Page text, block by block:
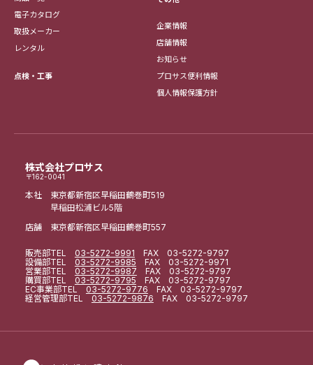
株式会社プロサス
〒162-0041
本社 東京都新宿区早稲田鶴巻町519
早稲田松浦ビル5階
店舗 東京都新宿区早稲田鶴巻町557
販売部TEL 03-5272-9991 FAX 03-5272-9797
設備部TEL 03-5272-9985 FAX 03-5272-9971
営業部TEL 03-5272-9987 FAX 03-5272-9797
購買部TEL 03-5272-9795 FAX 03-5272-9797
EC事業部TEL 03-5272-9776 FAX 03-5272-9797
経営管理部TEL 03-5272-9876 FAX 03-5272-9797
電子カタログ
取扱メーカー
レンタル
点検・工事
企業情報
店舗情報
お知らせ
プロサス便利情報
個人情報保護方針